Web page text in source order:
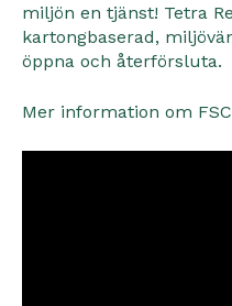
miljön en tjänst! Tetra
kartongbaserad,
öppna och återförsluta.
Mer information om